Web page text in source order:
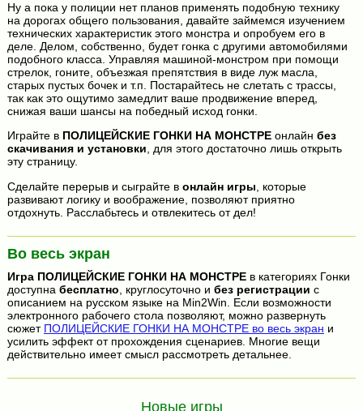
Ну а пока у полиции нет планов применять подобную технику
на дорогах общего пользования, давайте займемся изучением
технических характеристик этого монстра и опробуем его в
деле. Делом, собственно, будет гонка с другими автомобилями
подобного класса. Управляя машиной-монстром при помощи
стрелок, гоните, объезжая препятствия в виде луж масла,
старых пустых бочек и т.п. Постарайтесь не слетать с трассы,
так как это ощутимо замедлит ваше продвижение вперед,
снижая ваши шансы на победный исход гонки.
Играйте в ПОЛИЦЕЙСКИЕ ГОНКИ НА МОНСТРЕонлайн без
скачивания и установки, для этого достаточно лишь открыть
эту страницу.
Сделайте перерыв и сыграйте в онлайн игры , которые
развивают логику и воображение, позволяют приятно
отдохнуть. Расслабьтесь и отвлекитесь от дел!
Во весь экран
Игра ПОЛИЦЕЙСКИЕ ГОНКИ НА МОНСТРЕв категориях Гонки
доступна бесплатно , круглосуточно и без регистрации с
описанием на русском языке на Min2Win. Если возможности
электронного рабочего стола позволяют, можно развернуть
сюжет ПОЛИЦЕЙСКИЕ ГОНКИ НА МОНСТРЕ во весь экран и
усилить эффект от прохождения сценариев. Многие вещи
действительно имеет смысл рассмотреть детальнее.
Новые игры